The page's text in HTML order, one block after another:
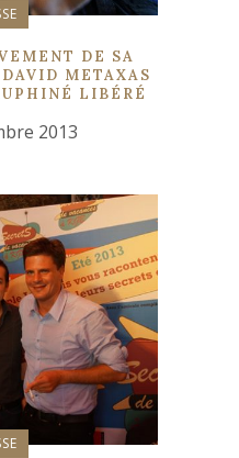
DE SA
METAXAS
LIBÉRÉ
2013